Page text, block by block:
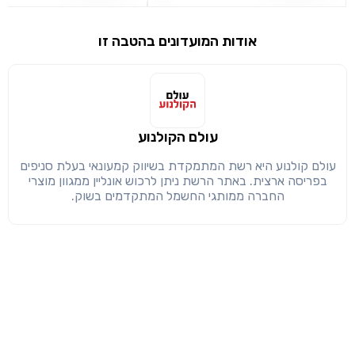
אודות המועדונים בהטבה זו
עולם הקולנוע
עולם קולנוע היא רשת המתמקדת בשיווק קמעונאי בעלת סניפים
בפריסה ארצית. באתר הרשת ניתן לרכוש אונליין ממגוון מוצרי
החברה ממותגי החשמל המתקדמים בשוק.